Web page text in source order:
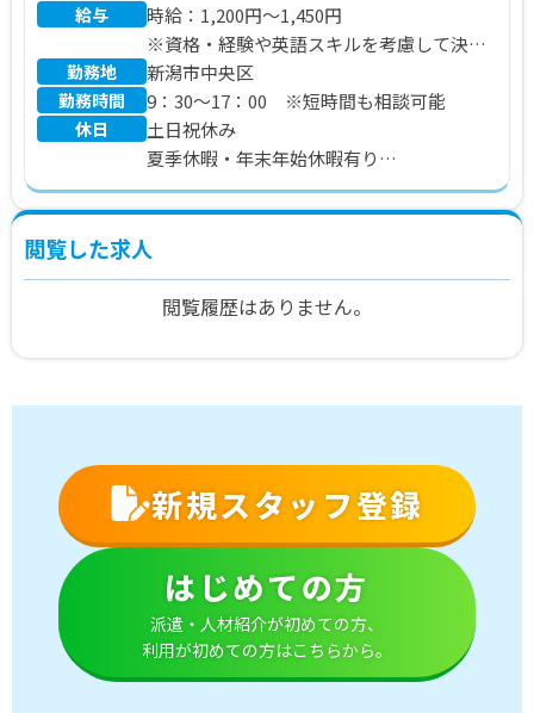
給与
時給：1,200円～1,450円
※資格・経験や英語スキルを考慮して決定
いたします。
※別途 残業代、交通費支給いたします。
【月給例】
＠1,350円×6.5時間×21日＝184,275円
勤務地 新潟市中央区
勤務時間 9：30～17：00 ※短時間も相談可能
休日
土日祝休み
夏季休暇・年末年始休暇有り
年間休日120日
閲覧した求人
閲覧履歴はありません。
新規スタッフ登録
はじめての方
派遣・人材紹介が初めての方、
利用が初めての方はこちらから。